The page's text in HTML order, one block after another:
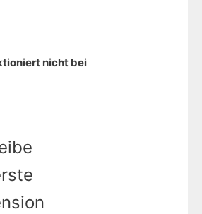
nicht bei